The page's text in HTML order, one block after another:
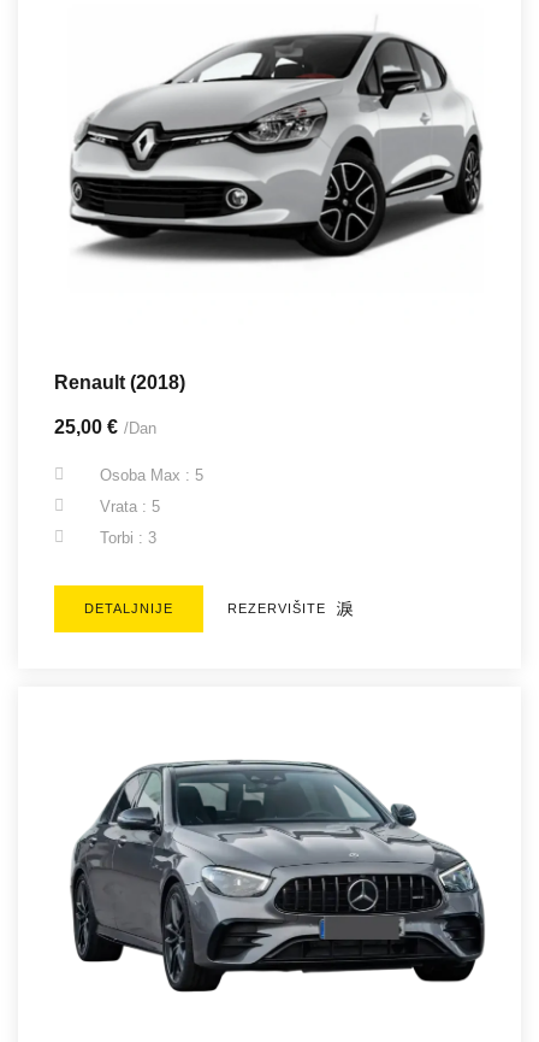
Renault (2018)
25,00 € /Dan
Osoba Max : 5
Vrata : 5
Torbi : 3
DETALJNIJE REZERVIŠITE